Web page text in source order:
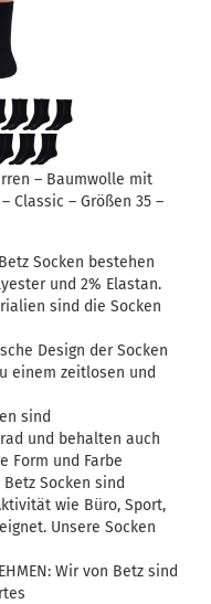
– Baumwolle mit
Classic – Größen 35 –
Betz Socken bestehen
und 2% Elastan.
sind die Socken
Design der Socken
einem zeitlosen und
sind
und behalten auch
Form und Farbe
Betz Socken sind
wie Büro, Sport,
Unsere Socken
Wir von Betz sind